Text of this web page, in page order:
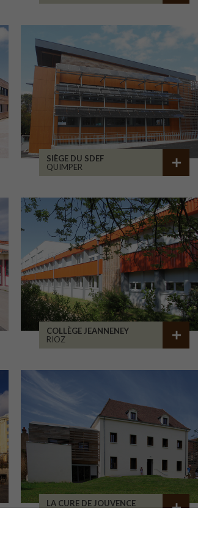
SIÈGE DU SDEF
QUIMPER
COLLÈGE JEANNENEY
RIOZ
LA CURE DE JOUVENCE